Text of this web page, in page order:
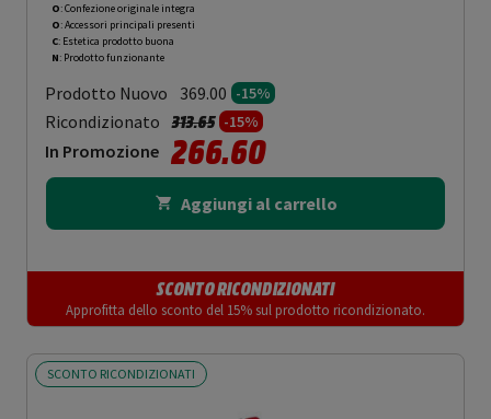
O: Confezione originale integra
O: Accessori principali presenti
C: Estetica prodotto buona
N: Prodotto funzionante
Prodotto Nuovo 369.00 -15%
Ricondizionato Prezzo ridotto da
313.65a-15%
In Promozione 266.60
Aggiungi al carrello
SCONTO RICONDIZIONATI
Approfitta dello sconto del 15% sul prodotto ricondizionato.
SCONTO RICONDIZIONATI